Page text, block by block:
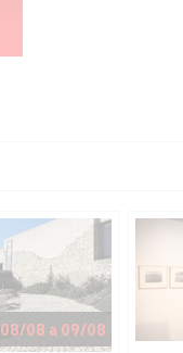
08/08 a 09/08